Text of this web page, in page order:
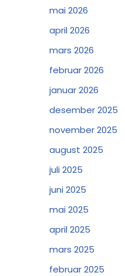
mai 2026
april 2026
mars 2026
februar 2026
januar 2026
desember 2025
november 2025
august 2025
juli 2025
juni 2025
mai 2025
april 2025
mars 2025
februar 2025